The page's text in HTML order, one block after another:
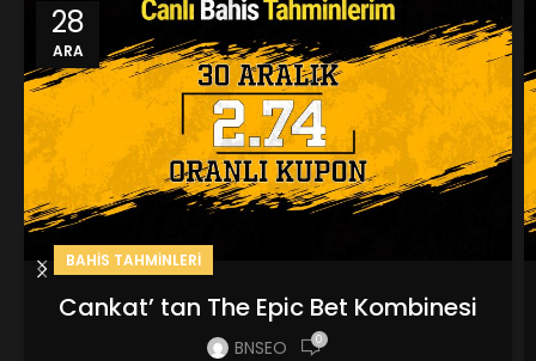
28
ARA
BAHIS TAHMINLERI
Cankat’ tan The Epic Bet Kombinesi
BNSEO 0